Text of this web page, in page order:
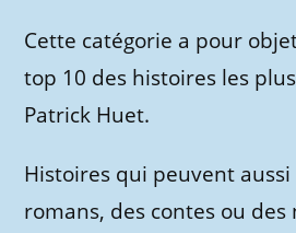
Cette catégorie a pour
top 10 des histoires les
Patrick Huet.
Histoires qui peuvent
romans, des contes ou des